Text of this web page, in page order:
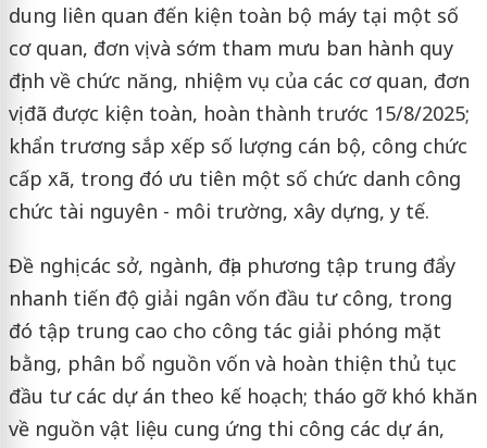
dung liên quan đến kiện toàn bộ máy tại một số
cơ quan, đơn vị và sớm tham mưu ban hành quy
định về chức năng, nhiệm vụ của các cơ quan, đơn
vị đã được kiện toàn, hoàn thành trước 15/8/2025;
khẩn trương sắp xếp số lượng cán bộ, công chức
cấp xã, trong đó ưu tiên một số chức danh công
chức tài nguyên - môi trường, xây dựng, y tế.
Đề nghị các sở, ngành, địa phương tập trung đẩy
nhanh tiến độ giải ngân vốn đầu tư công, trong
đó tập trung cao cho công tác giải phóng mặt
bằng, phân bổ nguồn vốn và hoàn thiện thủ tục
đầu tư các dự án theo kế hoạch; tháo gỡ khó khăn
về nguồn vật liệu cung ứng thi công các dự án,